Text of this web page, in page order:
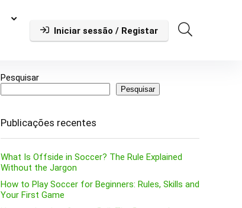
Iniciar sessão / Registar
Pesquisar
Pesquisar
Publicações recentes
What Is Offside in Soccer? The Rule Explained
Without the Jargon
How to Play Soccer for Beginners: Rules, Skills and
Your First Game